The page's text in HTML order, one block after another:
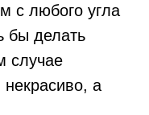
с любого угла
бы делать
случае
а